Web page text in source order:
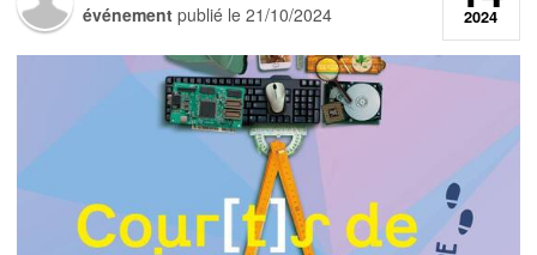
événement publié le21/10/2024 2024